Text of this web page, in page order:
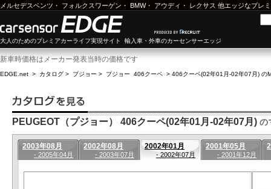
メルセデスベンツ ・ フォルクスワーゲン ・ BMW・ アウディ ・ レクサス 他エッジなプレ
大人のためのプレミアカーライフ実現サイト 輸入車・外車のカーセンサーエッジ
新車時価格はメーカー発表当時の価格です
EDGE.net > カタログ > プジョー > プジョー 406クーペ > 406クーペ(02年01月-02年07月) の
PEUGEOT（プジョー） 406クーペ(02年01月-02年07月) の
2003年08月
- 2005年04月
2002年08月
- 2003年07月
2002年01月
- 2002年07月
2001年05月
- 2001年12月